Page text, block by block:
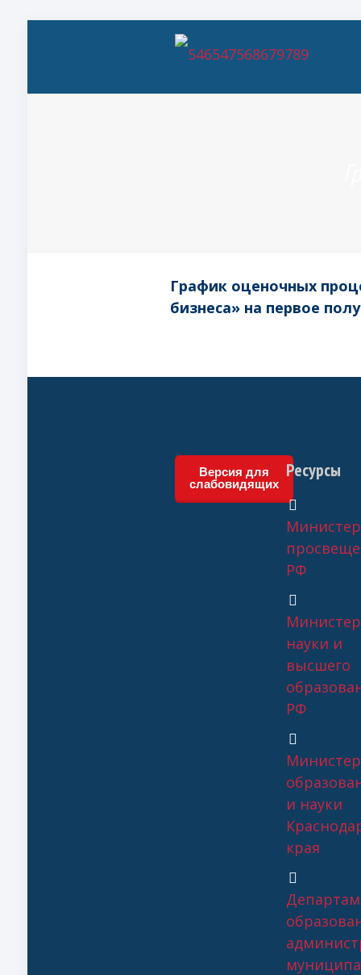
График оценочных
бизнеса» на первое
Версия для
слабовидящих
Ресурсы
РФ
науки и
высшего
РФ
и науки
края